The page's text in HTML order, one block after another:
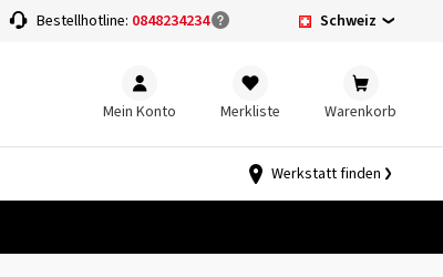
Bestellhotline: 0848234234 Schweiz
Mein Konto Merkliste Warenkorb
Werkstatt finden